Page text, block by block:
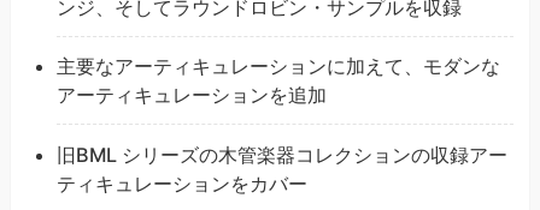
ンジ、そしてラウンドロビン・サンプルを収録
主要なアーティキュレーションに加えて、モダンな
アーティキュレーションを追加
旧BML シリーズの木管楽器コレクションの収録アー
ティキュレーションをカバー